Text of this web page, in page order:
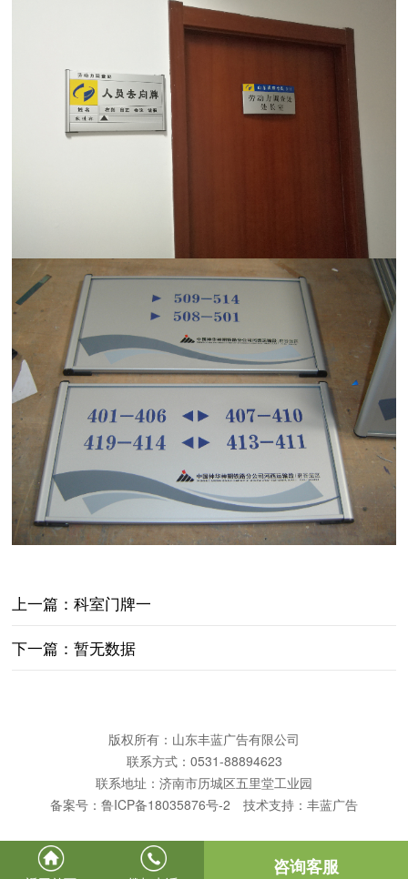
上一篇：科室门牌一
下一篇：暂无数据
版权所有：山东丰蓝广告有限公司
联系方式：0531-88894623
联系地址：济南市历城区五里堂工业园
备案号： 鲁ICP备18035876号-2 技术支持： 丰蓝广告
咨询客服